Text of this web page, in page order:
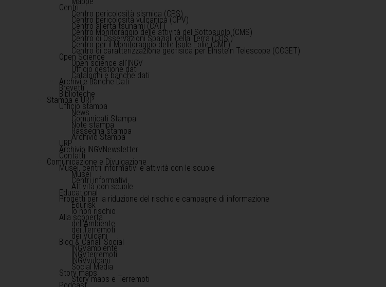
Centri
Centro pericolosità sismica (CPS)
Centro pericolosità vulcanica (CPV)
Centro allerta tsunami (CAT)
Centro Monitoraggio delle attività del Sottosuolo (CMS)
Centro di Osservazioni Spaziali della Terra (COS )
Centro per il Monitoraggio delle Isole Eolie (CME)
Centro di caratterizzazione geofisica per Einstein Telescope (CCGET)
Open Science
Open science all'INGV
Ufficio gestione dati
Cataloghi e banche dati
Archivi e Banche Dati
Brevetti
Biblioteche
Stampa e URP
Ufficio stampa
News
Comunicati Stampa
Note stampa
Rassegna stampa
Archivio Stampa
URP
Archivio INGVNewsletter
Contatti
Comunicazione e Divulgazione
Musei, centri informativi e attività con le scuole
Musei
Centri informativi
Attività con scuole
Educational
Progetti per la riduzione del rischio e campagne di informazione
Edurisk
Io non rischio
Alla scoperta
dell'Ambiente
dei Terremoti
dei Vulcani
Blog & Canali Social
INGVambiente
INGVterremoti
INGVvulcani
Social Media
Story maps
Story maps e Terremoti